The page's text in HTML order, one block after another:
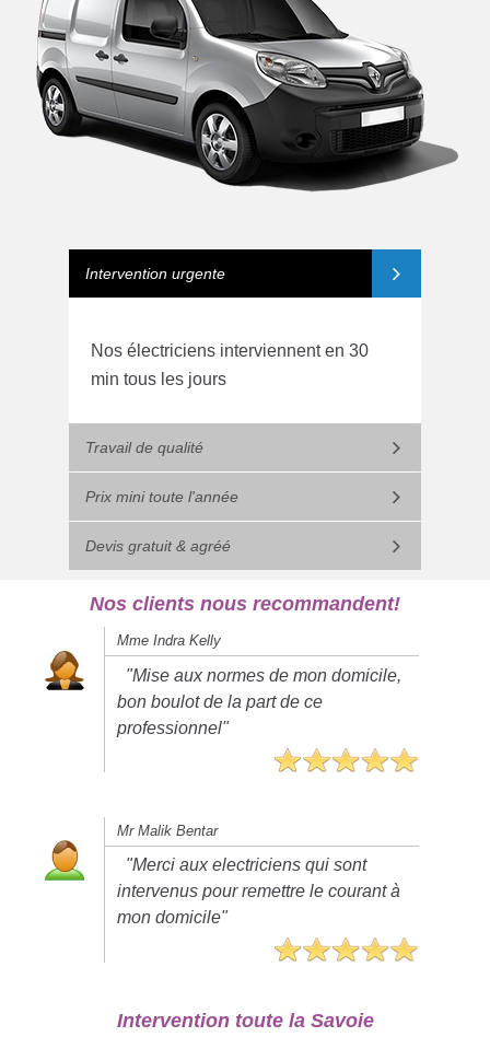
Intervention urgente
Nos électriciens interviennent en 30
min tous les jours
Travail de qualité
Prix mini toute l'année
Devis gratuit & agréé
Nos clients nous recommandent!
Mme Indra Kelly
"Mise aux normes de mon domicile,
bon boulot de la part de ce
professionnel"
Mr Malik Bentar
"Merci aux electriciens qui sont
intervenus pour remettre le courant à
mon domicile"
Intervention toute la Savoie